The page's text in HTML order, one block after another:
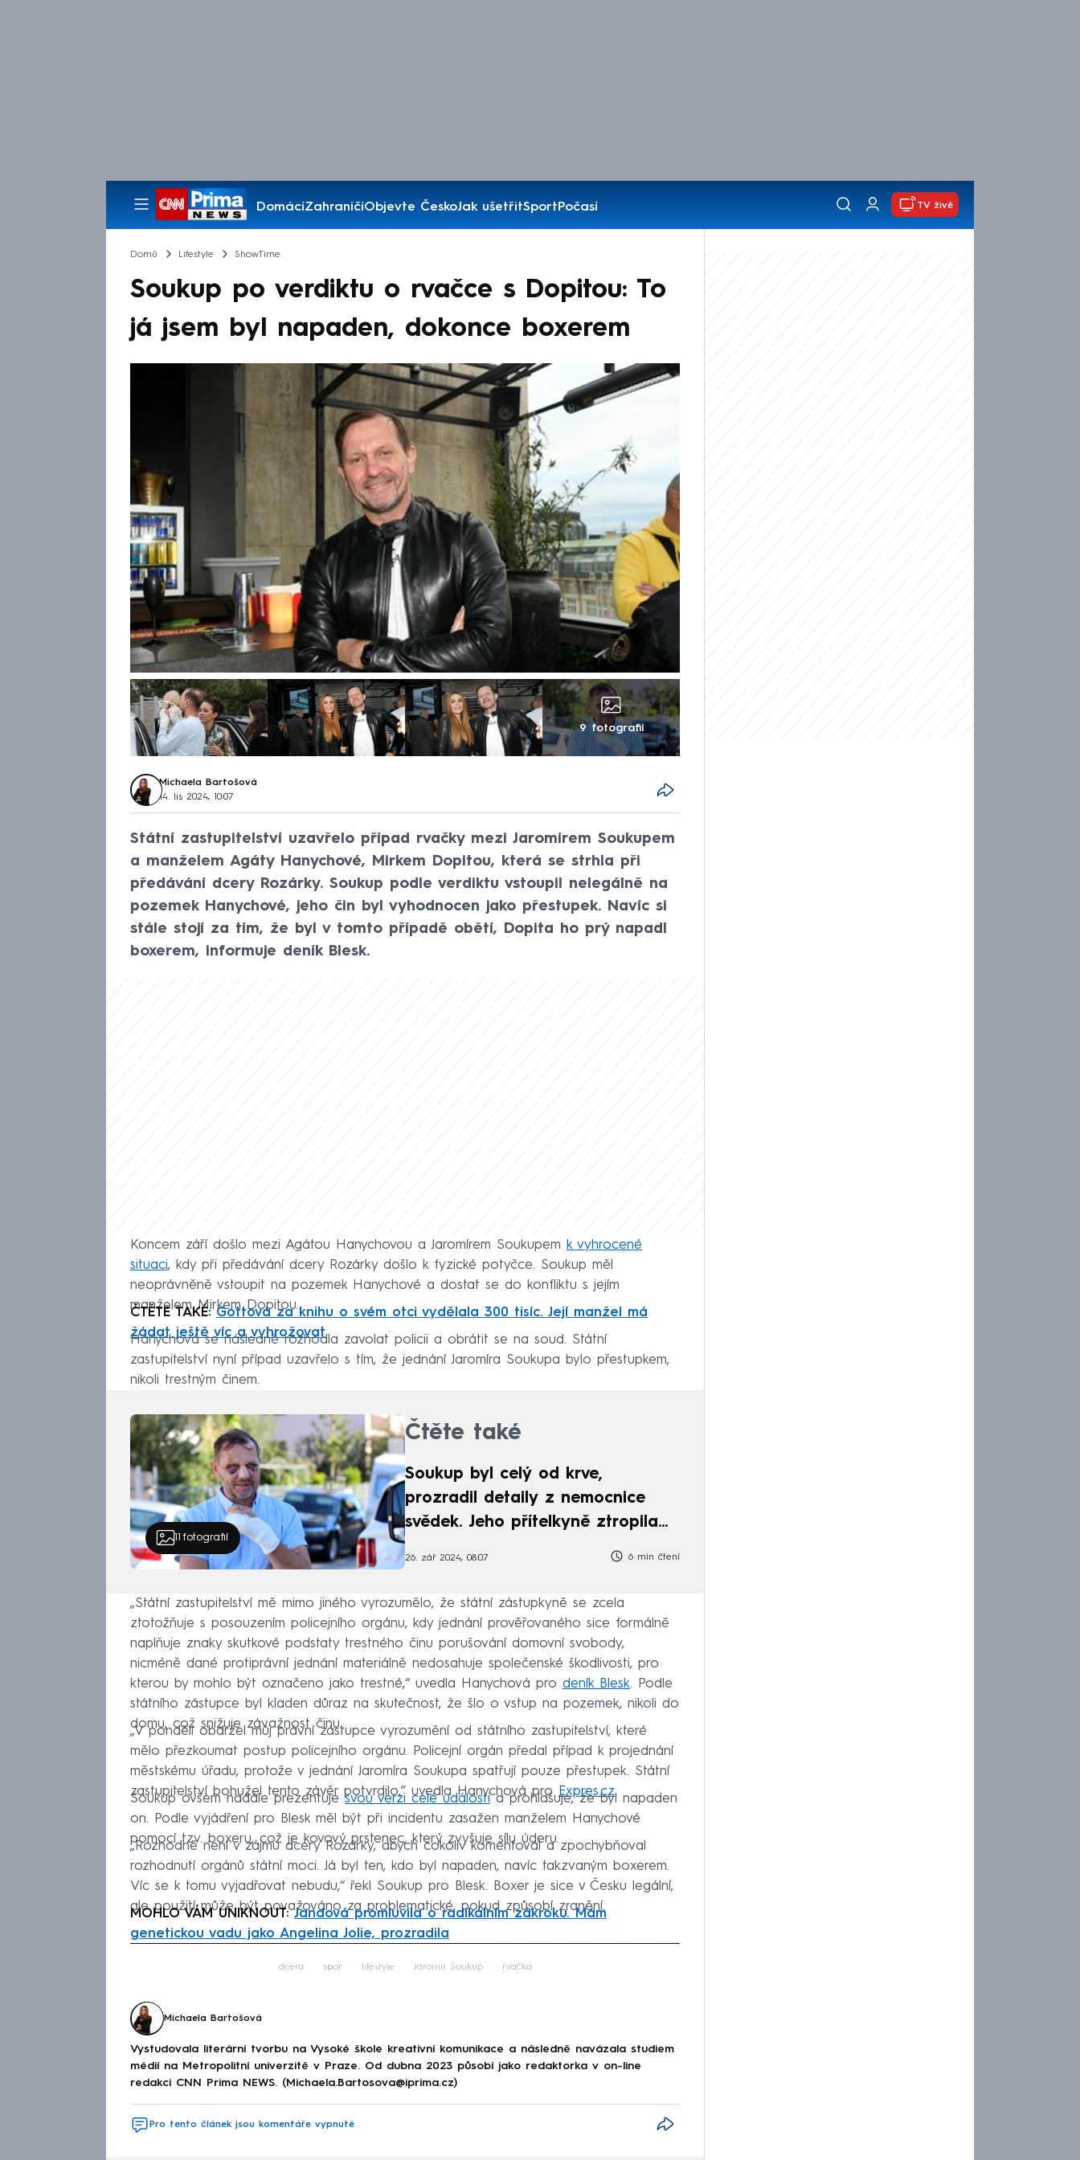
DomácíZahraničíObjevte ČeskoJak ušetřitSportPočasí
Pořady
TV živě
Domů Lifestyle ShowTime
Soukup po verdiktu o rvačce s Dopitou: To
já jsem byl napaden, dokonce boxerem
9 fotografií
Michaela Bartošová
14. lis 2024, 10:07
Státní zastupitelství uzavřelo případ rvačky mezi Jaromírem Soukupem
a manželem Agáty Hanychové, Mirkem Dopitou, která se strhla při
předávání dcery Rozárky. Soukup podle verdiktu vstoupil nelegálně na
pozemek Hanychové, jeho čin byl vyhodnocen jako přestupek. Navíc si
stále stojí za tím, že byl v tomto případě obětí, Dopita ho prý napadl
boxerem, informuje deník Blesk.
Koncem září došlo mezi Agátou Hanychovou a Jaromírem Soukupem k vyhrocené
situaci, kdy při předávání dcery Rozárky došlo k fyzické potyčce. Soukup měl
neoprávněně vstoupit na pozemek Hanychové a dostat se do konfliktu s jejím
manželem Mirkem Dopitou.
ČTĚTE TAKÉ: Gottová za knihu o svém otci vydělala 300 tisíc. Její manžel má
žádat ještě víc a vyhrožovat
Hanychová se následně rozhodla zavolat policii a obrátit se na soud. Státní
zastupitelství nyní případ uzavřelo s tím, že jednání Jaromíra Soukupa bylo přestupkem,
nikoli trestným činem.
11 fotografií
Čtěte také
Soukup byl celý od krve,
prozradil detaily z nemocnice
svědek. Jeho přítelkyně ztropila
26. zář 2024, 08:07 6 min čtení
„Státní zastupitelství mě mimo jiného vyrozumělo, že státní zástupkyně se zcela
ztotožňuje s posouzením policejního orgánu, kdy jednání prověřovaného sice formálně
naplňuje znaky skutkové podstaty trestného činu porušování domovní svobody,
nicméně dané protiprávní jednání materiálně nedosahuje společenské škodlivosti, pro
kterou by mohlo být označeno jako trestné,“ uvedla Hanychová pro deník Blesk. Podle
státního zástupce byl kladen důraz na skutečnost, že šlo o vstup na pozemek, nikoli do
domu, což snižuje závažnost činu.
„V pondělí obdržel můj právní zástupce vyrozumění od státního zastupitelství, které
mělo přezkoumat postup policejního orgánu. Policejní orgán předal případ k projednání
městskému úřadu, protože v jednání Jaromíra Soukupa spatřují pouze přestupek. Státní
zastupitelství bohužel tento závěr potvrdilo,” uvedla Hanychová pro Expres.cz.
Soukup ovšem nadále prezentujesvou verzi celé událostia prohlašuje, že byl napaden
on. Podle vyjádření pro Blesk měl být při incidentu zasažen manželem Hanychové
pomocí tzv. boxeru, což je kovový prstenec, který zvyšuje sílu úderu.
„Rozhodně není v zájmu dcery Rozárky, abych cokoliv komentoval a zpochybňoval
rozhodnutí orgánů státní moci. Já byl ten, kdo byl napaden, navíc takzvaným boxerem.
Víc se k tomu vyjadřovat nebudu,“ řekl Soukup pro Blesk. Boxer je sice v Česku legální,
ale použití může být považováno za problematické, pokud způsobí zranění.
MOHLO VÁM UNIKNOUT:Jandová promluvila o radikálním zákroku. Mám
genetickou vadu jako Angelina Jolie, prozradila
Failed to fetch
dcera spor lifestyle Jaromír Soukup rvačka
Michaela Bartošová
Vystudovala literární tvorbu na Vysoké škole kreativní komunikace a následně navázala studiem
médií na Metropolitní univerzitě v Praze. Od dubna 2023 působí jako redaktorka v on-line
redakci CNN Prima NEWS. (Michaela.Bartosova@iprima.cz)
Pro tento článek jsou komentáře vypnuté